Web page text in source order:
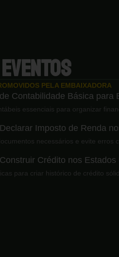
PELA EMBAIXADORA
Contabilidade Básica para
essenciais para organizar
Imposto de Renda
necessários e evite erros
Crédito nos
para criar histórico de crédito